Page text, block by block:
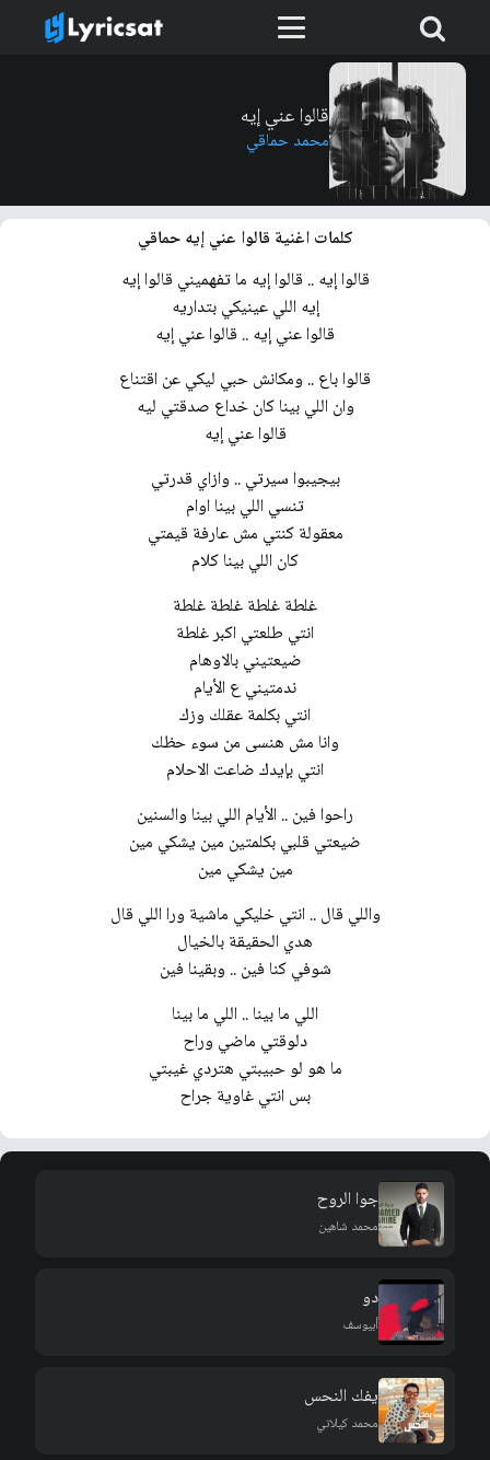
قالوا عني إيه
محمد حماقي
كلمات اغنية قالوا عني إيه حماقي
‎قالوا إيه .. قالوا إيه ما تفهميني قالوا إيه
إيه اللي عينيكي بتداريه
قالوا عني إيه .. قالوا عني إيه
وان اللي بينا كان خداع صدقتي ليه
قالوا عني إيه
‎بيجيبوا سيرتي .. وازاي قدرتي
تنسي اللي بينا اوام
معقولة كنتي مش عارفة قيمتي
كان اللي بينا كلام
غلطة غلطة غلطة غلطة
انتي طلعتي اكبر غلطة
ضيعتيني بالاوهام
ندمتيني ع الأيام
وانا مش هنسى من سوء حظك
انتي بإيدك ضاعت الاحلام
ضيعتي قلبي بكلمتين مين يشكي مين
مين يشكي مين
هدي الحقيقة بالخيال
شوفي كنا فين .. وبقينا فين
اللي ما بينا .. اللي ما بينا
دلوقتي ماضي وراح
ما هو لو حبيبتي هتردي غيبتي
بس انتي غاوية جراح
جوا الروح
محمد شاهين
دو
أبيوسف
يفك النحس
محمد كيلاني